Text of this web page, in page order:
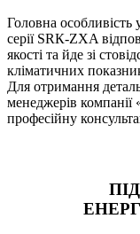
Головна
серії SRК-ZXA
якості та йде зі
кліматичних
Для отримання
менеджерів
професійну